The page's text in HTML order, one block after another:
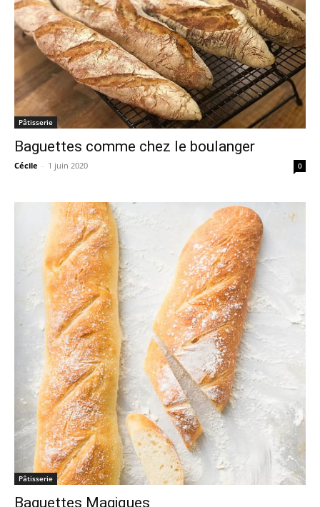
Pâtisserie
Baguettes comme chez le boulanger
Cécile - 1 juin 2020 0
Pâtisserie
Baguettes Magiques